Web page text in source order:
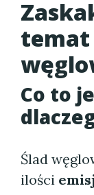
temat
Co to
Ślad
ilości